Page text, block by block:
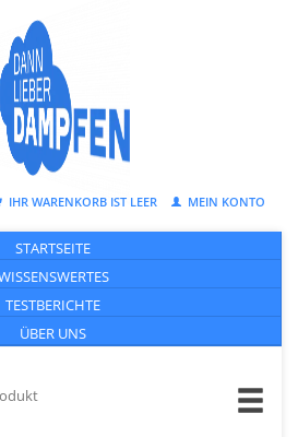
IHR WARENKORB IST LEER MEIN KONTO
STARTSEITE
TESTBERICHTE
ÜBER UNS